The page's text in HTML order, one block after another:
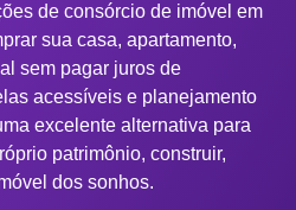
de consórcio de imóvel em
sua casa, apartamento,
sem pagar juros de
acessíveis e planejamento
excelente alternativa para
patrimônio, construir,
dos sonhos.